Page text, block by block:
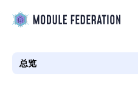
总览